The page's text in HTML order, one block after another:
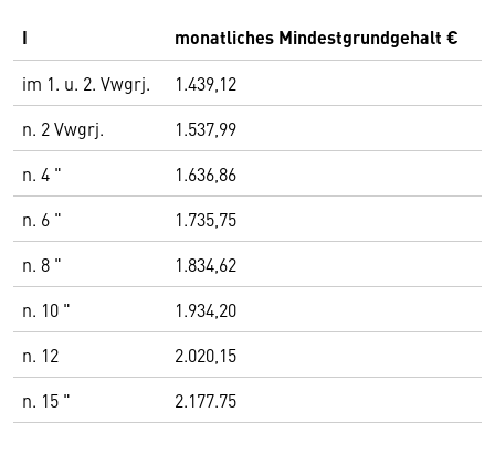
I monatliches Mindestgrundgehalt €
im 1. u. 2. Vwgrj.
1.439,12
n. 2 Vwgrj.
1.537,99
n. 4 "
1.636,86
n. 6 "
1.735,75
n. 8 "
1.834,62
n. 10 "
1.934,20
n. 12
2.020,15
n. 15 "
2.177.75